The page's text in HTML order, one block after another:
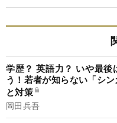
学歴？ 英語力？ いや最後
う！若者が知らない「シ
と対策
岡田兵吾